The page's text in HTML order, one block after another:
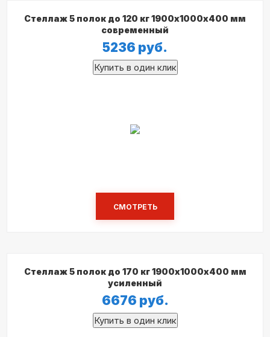
Стеллаж 5 полок до 120 кг 1900х1000х400 мм
современный
5236 руб.
СМОТРЕТЬ
Стеллаж 5 полок до 170 кг 1900х1000х400 мм
усиленный
6676 руб.